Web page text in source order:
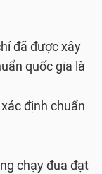
đã được xây
quốc gia là
định chuẩn
chạy đua đạt